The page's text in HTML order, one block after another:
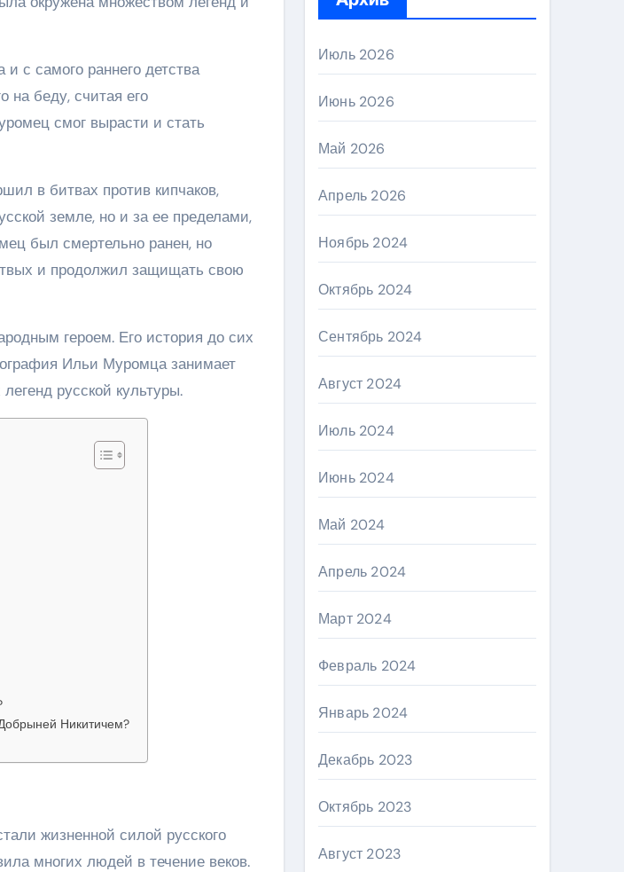
с самого раннего детства
на беду, считая его
смог вырасти и стать
в битвах против кипчаков,
земле, но и за ее пределами,
был смертельно ранен, но
и продолжил защищать свою
героем. Его история до сих
Ильи Муромца занимает
русской культуры.
Никитичем?
жизненной силой русского
многих людей в течение веков.
Июль 2026
Июнь 2026
Май 2026
Апрель 2026
Ноябрь 2024
Октябрь 2024
Сентябрь 2024
Август 2024
Июль 2024
Июнь 2024
Май 2024
Апрель 2024
Март 2024
Февраль 2024
Январь 2024
Декабрь 2023
Октябрь 2023
Август 2023